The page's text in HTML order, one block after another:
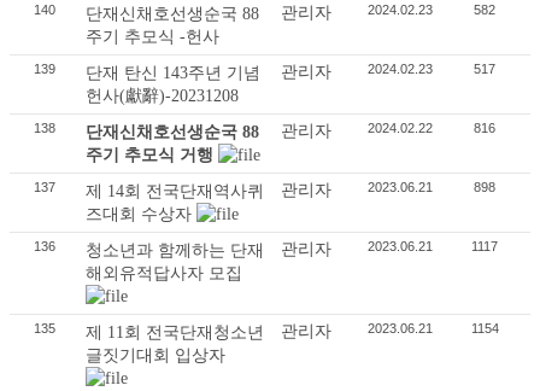
140
단재신채호선생순국 88
주기 추모식 -헌사
관리자 2024.02.23 582
139
단재 탄신 143주년 기념
헌사(獻辭)-20231208
관리자 2024.02.23 517
138
단재신채호선생순국 88
주기 추모식 거행
관리자 2024.02.22 816
137
제 14회 전국단재역사퀴
즈대회 수상자
관리자 2023.06.21 898
136
청소년과 함께하는 단재
해외유적답사자 모집
관리자 2023.06.21 1117
135
제 11회 전국단재청소년
글짓기대회 입상자
관리자 2023.06.21 1154